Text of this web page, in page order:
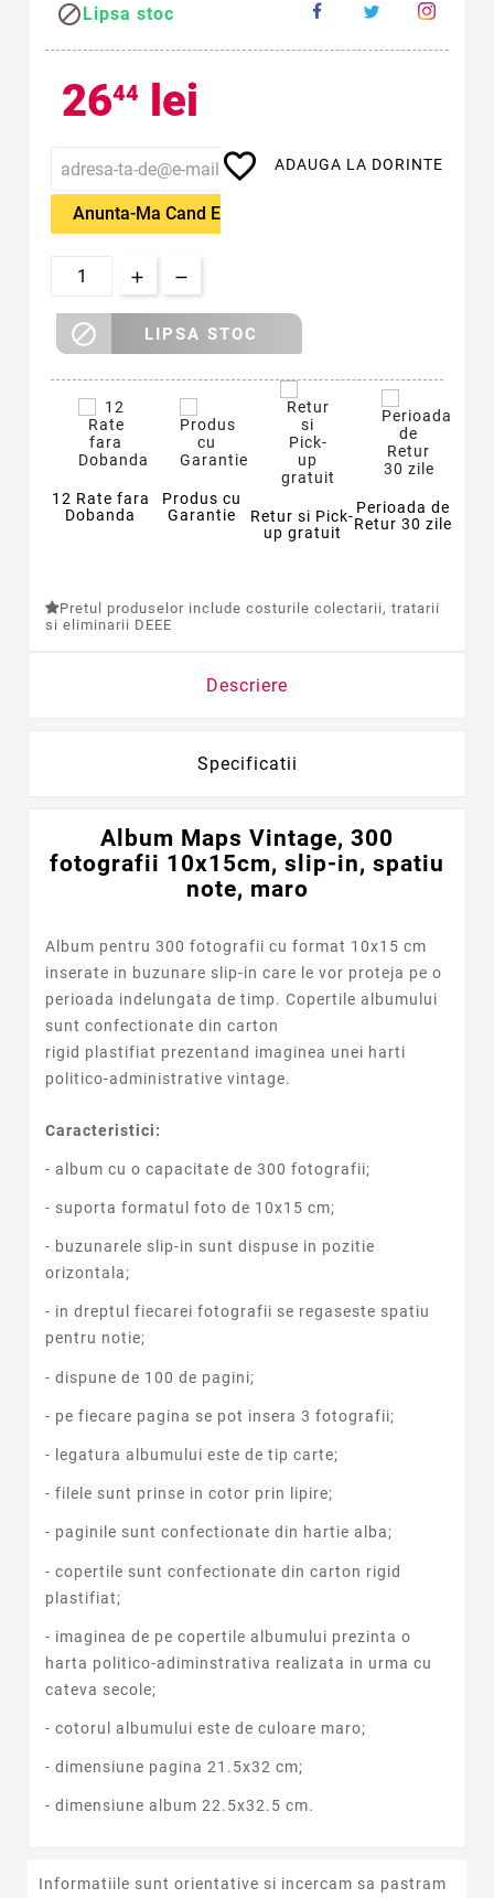
Lipsa stoc
2644 lei
Anunta-Ma Cand Este Disponibil
favorite_border ADAUGA LA DORINTE
 LIPSA STOC
12 Rate fara
Dobanda
Produs cu
Garantie
Retur si Pick-
up gratuit
Perioada de
Retur 30 zile
Pretul produselor include costurile colectarii, tratarii
si eliminarii DEEE
Descriere
Specificatii
Album Maps Vintage, 300
fotografii 10x15cm, slip-in, spatiu
note, maro
Album pentru 300 fotografii cu format 10x15 cm
inserate in buzunare slip-in care le vor proteja pe o
perioada indelungata de timp. Copertile albumului
sunt confectionate din carton
rigid plastifiat prezentand imaginea unei harti
politico-administrative vintage.
Caracteristici:
- album cu o capacitate de 300 fotografii;
- suporta formatul foto de 10x15 cm;
- buzunarele slip-in sunt dispuse in pozitie
orizontala;
- in dreptul fiecarei fotografii se regaseste spatiu
pentru notie;
- dispune de 100 de pagini;
- pe fiecare pagina se pot insera 3 fotografii;
- legatura albumului este de tip carte;
- filele sunt prinse in cotor prin lipire;
- paginile sunt confectionate din hartie alba;
- copertile sunt confectionate din carton rigid
plastifiat;
- imaginea de pe copertile albumului prezinta o
harta politico-adiminstrativa realizata in urma cu
cateva secole;
- cotorul albumului este de culoare maro;
- dimensiune pagina 21.5x32 cm;
- dimensiune album 22.5x32.5 cm.
Informatiile sunt orientative si incercam sa pastram